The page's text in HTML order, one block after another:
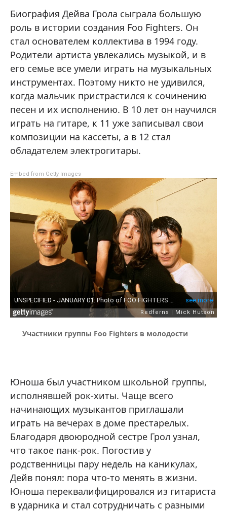
Биография Дейва Грола сыграла большую
роль в истории создания Foo Fighters. Он
стал основателем коллектива в 1994 году.
Родители артиста увлекались музыкой, и в
его семье все умели играть на музыкальных
инструментах. Поэтому никто не удивился,
когда мальчик пристрастился к сочинению
песен и их исполнению. В 10 лет он научился
играть на гитаре, к 11 уже записывал свои
композиции на кассеты, а в 12 стал
обладателем электрогитары.
Embed from Getty Images
Участники группы Foo Fighters в молодости
Юноша был участником школьной группы,
исполнявшей рок-хиты. Чаще всего
начинающих музыкантов приглашали
играть на вечерах в доме престарелых.
Благодаря двоюродной сестре Грол узнал,
что такое панк-рок. Погостив у
родственницы пару недель на каникулах,
Дейв понял: пора что-то менять в жизни.
Юноша переквалифицировался из гитариста
в ударника и стал сотрудничать с разными